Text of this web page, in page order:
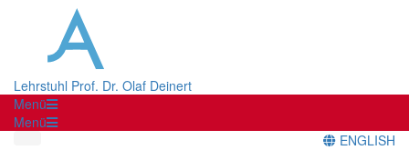
Lehrstuhl Prof. Dr. Olaf Deinert
Menü
Menü
ENGLISH